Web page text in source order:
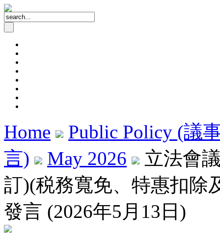
Home
Public Policy (議
言)
May 2026
立法會
訂)(税務寬免、特惠扣除
發言 (2026年5月13日)